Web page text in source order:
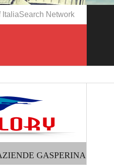
ItaliaSearch Network
GASPERINA